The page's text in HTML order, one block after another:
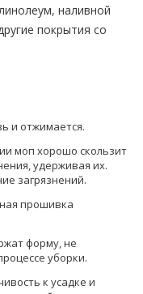
наливной
покрытия со
и отжимается.
моп хорошо скользит
удерживая их.
загрязнений.
прошивка
форму, не
уборки.
к усадке и